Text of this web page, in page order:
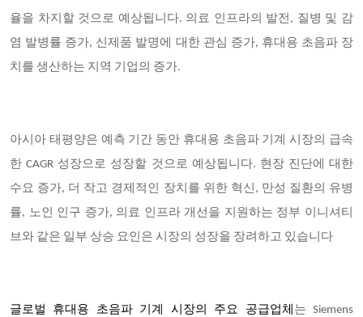
율을 차지할 것으로 예상됩니다. 의료 인프라의 발전, 질병 및 감
염 발병률 증가, 신제품 발명에 대한 관심 증가, 휴대용 초음파 장
치를 생산하는 지역 기업의 증가.
아시아 태평양은 예측 기간 동안 휴대용 초음파 기계 시장의 급속
한 CAGR 성장으로 성장할 것으로 예상됩니다. 현장 진단에 대한
수요 증가, 더 작고 경제적인 장치를 위한 혁신, 만성 질환의 유병
률, 노인 인구 증가, 의료 인프라 개선을 지원하는 정부 이니셔티
브와 같은 일부 상승 요인은 시장의 성장을 장려하고 있습니다
글로벌 휴대용 초음파 기계 시장의 주요 공급업체 는 Siemens